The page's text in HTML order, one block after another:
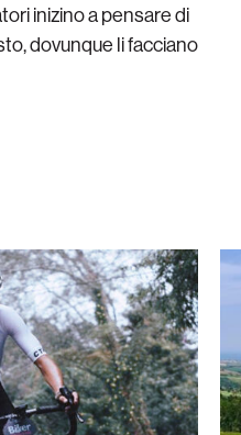
inizino a pensare di
dovunque li facciano